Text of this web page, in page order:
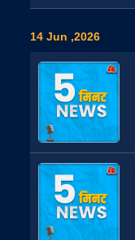
14 Jun ,2026